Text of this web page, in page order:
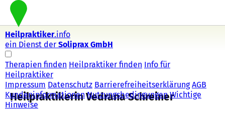
Heilpraktiker.info
ein Dienst der Soliprax GmbH
Therapien finden Heilpraktiker finden Info für
Heilpraktiker
Impressum Datenschutz Barrierefreiheitserklärung AGB
Kundeninformationen Nutzungsbedingungen Wichtige
Hinweise
Heilpraktikerin Vedrana Schreiner